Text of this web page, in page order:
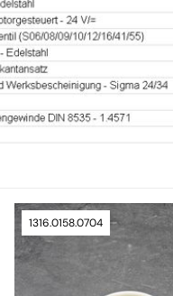
1316.0158.0704